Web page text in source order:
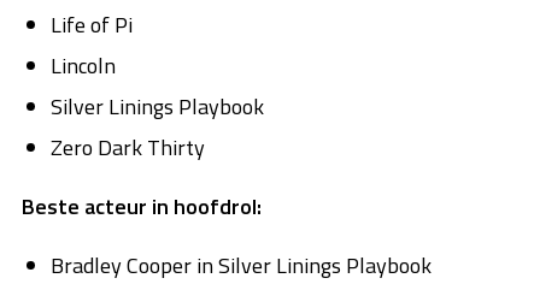
Life of Pi
Lincoln
Silver Linings Playbook
Zero Dark Thirty
Beste acteur in hoofdrol:
Bradley Cooper in Silver Linings Playbook